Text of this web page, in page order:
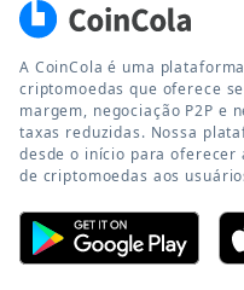
A CoinCola é uma
criptomoedas que oferece
margem, negociação P2P e
taxas reduzidas. Nossa
desde o início para oferecer
de criptomoedas aos